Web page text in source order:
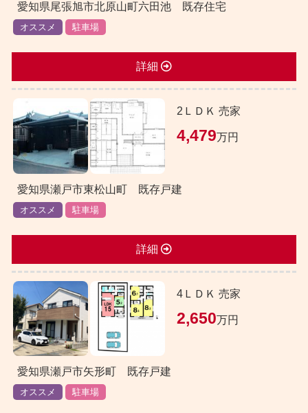
愛知県尾張旭市北原山町六田池 既存住宅
オススメ 駐車場
詳細
2ＬＤＫ 売家
4,479万円
愛知県瀬戸市東松山町 既存戸建
オススメ 駐車場
詳細
4ＬＤＫ 売家
2,650万円
愛知県瀬戸市矢形町 既存戸建
オススメ 駐車場